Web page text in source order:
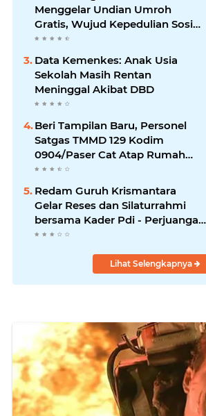
Menggelar Undian Umroh
Gratis, Wujud Kepedulian Sosial
berbagi.
Data Kemenkes: Anak Usia
Sekolah Masih Rentan
Meninggal Akibat DBD
Beri Tampilan Baru, Personel
Satgas TMMD 129 Kodim
0904/Paser Cat Atap Rumah
Marbot
Redam Guruh Krismantara
Gelar Reses dan Silaturrahmi
bersama Kader Pdi - Perjuangan
Se -Kecamatan Lawang.
Lihat Selengkapnya